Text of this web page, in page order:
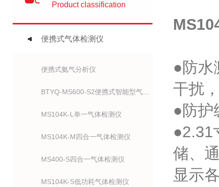
Product classification
便携式气体检测仪
便携式氨气分析仪
MS104K-L单一气体检测仪
MS104K-M四合一气体检测仪
MS400-S四合一气体检测仪
MS104K-S低功耗气体检测仪
●防水
干扰
●防护
●2.31
储、
显示